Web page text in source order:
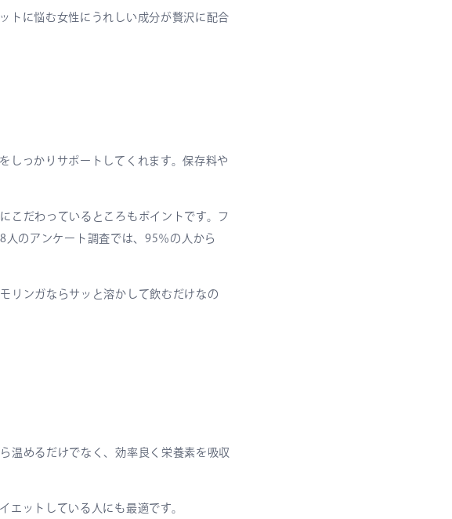
トに悩む女性にうれしい成分が贅沢に配合
しっかりサポートしてくれます。保存料や
こだわっているところもポイントです。フ
のアンケート調査では、95％の人から
リンガならサッと溶かして飲むだけなの
温めるだけでなく、効率良く栄養素を吸収
ットしている人にも最適です。